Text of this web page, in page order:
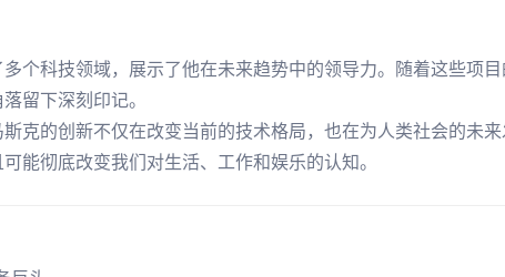
个科技领域，展示了他在未来趋势中的领导力。随着这些项
留下深刻印记。
克的创新不仅在改变当前的技术格局，也在为人类社会的未
能彻底改变我们对生活、工作和娱乐的认知。